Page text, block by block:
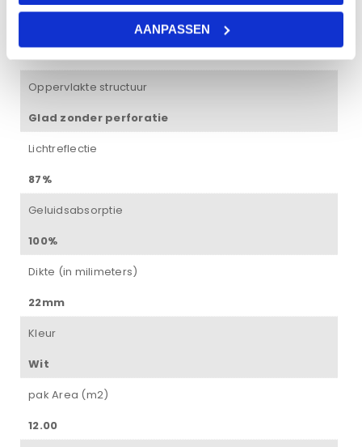
AANPASSEN
Oppervlakte structuur
Glad zonder perforatie
Lichtreflectie
87%
Geluidsabsorptie
100%
Dikte (in milimeters)
22mm
Kleur
Wit
pak Area (m2)
12.00